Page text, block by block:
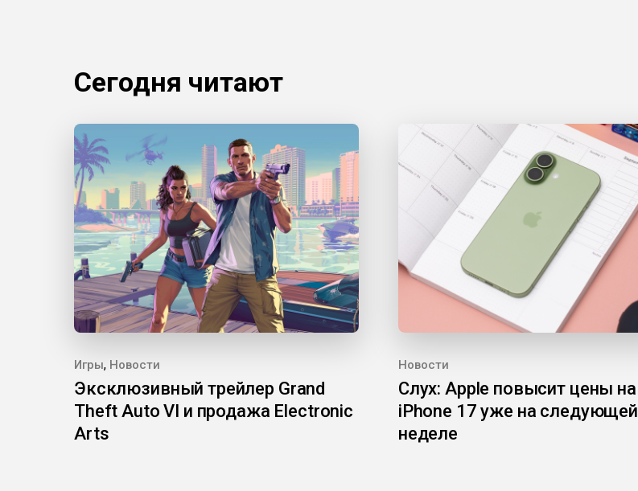
Сегодня читают
Игры, Новости
Эксклюзивный трейлер Grand
Theft Auto VI и продажа Electronic
Arts
Новости
Слух: Apple повысит цены на
iPhone 17 уже на следующей
неделе